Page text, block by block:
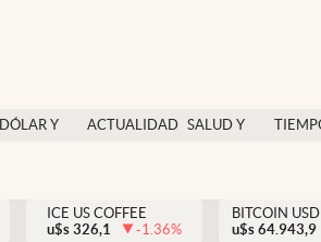
DÓLAR Y
ACTUALIDAD SALUD Y
México
ICE US COFFEE
u$s 326,1 -1.36%
BITCOIN USD
u$s 64.943,9